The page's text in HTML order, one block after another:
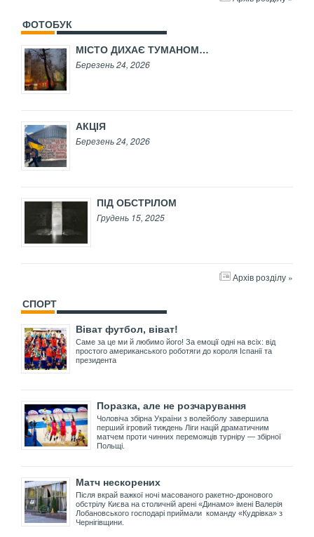
ФОТОБУК
МІСТО ДИХАЄ ТУМАНОМ…
Березень 24, 2026
АКЦІЯ
Березень 24, 2026
ПІД ОБСТРІЛОМ
Грудень 15, 2025
Архів розділу »
СПОРТ
Віват футбол, віват!
Саме за це ми й любимо його! За емоції одні на всіх: від
простого американського роботяги до короля Іспанії та
президента
Поразка, але не розчарування
Чоловіча збірна України з волейболу завершила
перший ігровий тиждень Ліги націй драматичним
матчем проти чинних переможців турніру — збірної
Польщі.
Матч нескорених
Після вкрай важкої ночі масованого ракетно-дронового
обстрілу Києва на столичній арені «Динамо» імені Валерія
Лобановського господарі приймали команду «Кудрівка» з
Чернігівщини.